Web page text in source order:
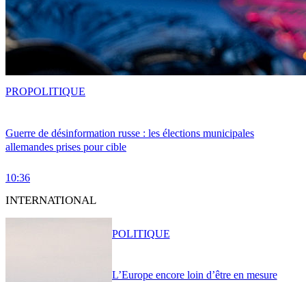
Guerre de désinformation russe : les élections municipales
allemandes prises pour cible
10:36
PROPOLITIQUE
INTERNATIONAL
L’Europe encore loin d’être en mesure
POLITIQUE